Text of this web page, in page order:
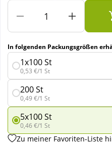
Sport & Fitness
Tierbedarf
Wellness
In folgenden Packungsgrößen
1x100 St
0,53 €/1 St
200 St
0,49 €/1 St
5x100 St
0,46 €/1 St
Zu meiner Favoriten-Liste